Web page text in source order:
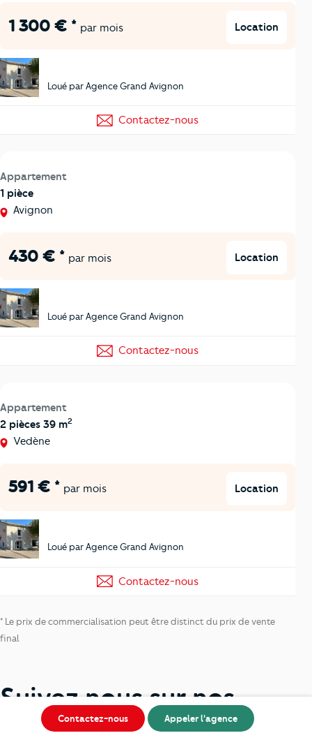
1 300 € * par mois Location
Loué par Agence Grand Avignon
Contactez-nous
Appartement
1 pièce
Avignon
430 € * par mois Location
Loué par Agence Grand Avignon
Contactez-nous
Appartement
2 pièces 39 m2
Vedène
591 € * par mois Location
Loué par Agence Grand Avignon
Contactez-nous
* Le prix de commercialisation peut être distinct du prix de vente
final
Suivez nous sur nos
réseaux !
Contactez-nous Appeler l'agence